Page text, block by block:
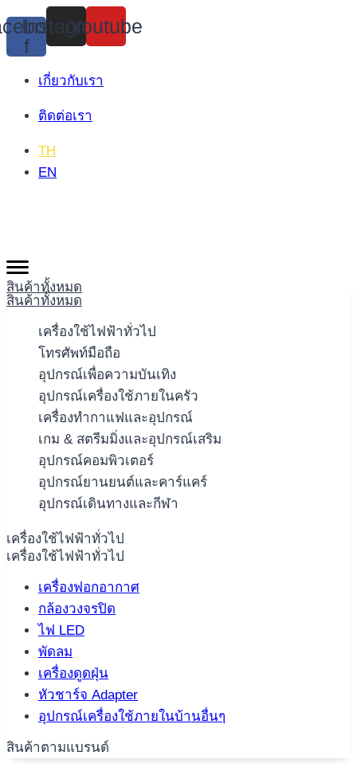
Skip
to
content
f
Instagram
Youtube
เกี่ยวกับเรา
ติดต่อเรา
TH
EN
สินค้าทั้งหมด
สินค้าทั้งหมด
เครื่องใช้ไฟฟ้าทั่วไป
โทรศัพท์มือถือ
อุปกรณ์เพื่อความบันเทิง
อุปกรณ์เครื่องใช้ภายในครัว
เครื่องทำกาแฟและอุปกรณ์
เกม & สตรีมมิ่งและอุปกรณ์เสริม
อุปกรณ์คอมพิวเตอร์
อุปกรณ์ยานยนต์และคาร์แคร์
อุปกรณ์เดินทางและกีฬา
เครื่องใช้ไฟฟ้าทั่วไป
เครื่องใช้ไฟฟ้าทั่วไป
เครื่องฟอกอากาศ
กล้องวงจรปิด
ไฟ LED
พัดลม
เครื่องดูดฝุ่น
หัวชาร์จ Adapter
อุปกรณ์เครื่องใช้ภายในบ้านอื่นๆ
สินค้าตามแบรนด์